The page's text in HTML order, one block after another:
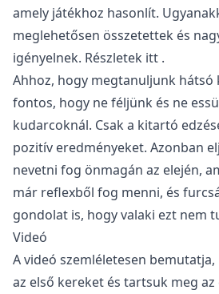
amely játékhoz hasonlít.
meglehetősen összetettek és
igényelnek. Részletek itt .
Ahhoz, hogy megtanuljunk hátsó
fontos, hogy ne féljünk és ne
kudarcoknál. Csak a kitartó
pozitív eredményeket. Azonban
nevetni fog önmagán az elején,
már reflexből fog menni, és
gondolat is, hogy valaki ezt nem
Videó
A videó szemléletesen
az első kereket és tartsuk meg az